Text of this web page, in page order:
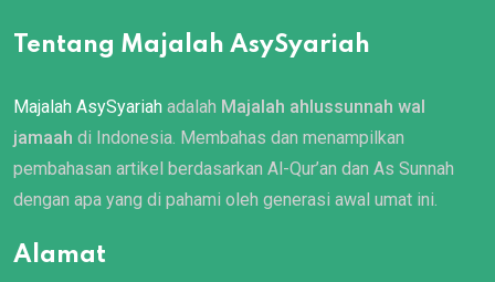
Tentang Majalah AsySyariah
Majalah AsySyariah adalah Majalah ahlussunnah wal
jamaah di Indonesia. Membahas dan menampilkan
pembahasan artikel berdasarkan Al-Qur’an dan As Sunnah
dengan apa yang di pahami oleh generasi awal umat ini.
Alamat